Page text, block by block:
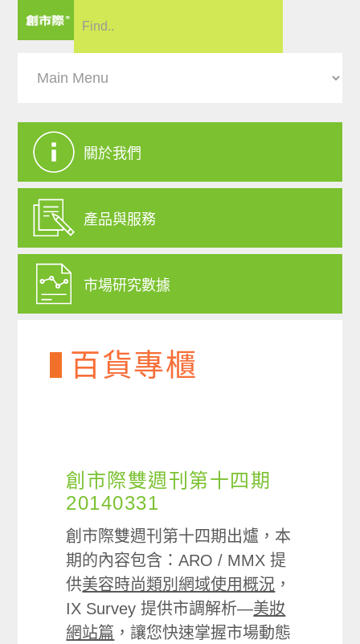
關於我們
產品與服務
市場研究數據
百貨專櫃
創市際雙週刊第十四期
20140331
創市際雙週刊第十四期出爐，本
期的內容包含：ARO / MMX 提
供美容時尚類別網域使用概況 ，
IX Survey 提供市調解析—美妝
網站篇 ，讓您快速掌握市場動態